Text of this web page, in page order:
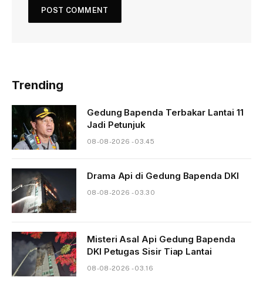
Trending
Gedung Bapenda Terbakar Lantai 11
Jadi Petunjuk
08-08-2026 - 03.45
Drama Api di Gedung Bapenda DKI
08-08-2026 - 03.30
Misteri Asal Api Gedung Bapenda
DKI Petugas Sisir Tiap Lantai
08-08-2026 - 03.16